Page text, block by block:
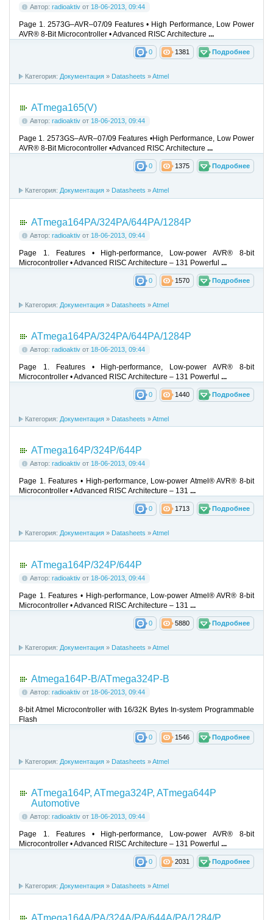
Автор: radioaktiv от 18-06-2013, 09:44
Page 1. 2573G–AVR–07/09 Features • High Performance, Low Power
AVR® 8-Bit Microcontroller • Advanced RISC Architecture ...
Подробнее
1381
0
Категория: Документация » Datasheets »Atmel
ATmega165(V)
Автор: radioaktiv от 18-06-2013, 09:44
Page 1. 2573GS–AVR–07/09 Features •High Performance, Low Power
AVR® 8-Bit Microcontroller •Advanced RISC Architecture ...
Подробнее
1375
0
Категория: Документация » Datasheets »Atmel
ATmega164PA/324PA/644PA/1284P
Автор: radioaktiv от 18-06-2013, 09:44
Page 1. Features • High-performance, Low-power AVR® 8-bit
Microcontroller • Advanced RISC Architecture – 131 Powerful ...
Подробнее
1570
0
Категория: Документация » Datasheets »Atmel
ATmega164PA/324PA/644PA/1284P
Автор: radioaktiv от 18-06-2013, 09:44
Page 1. Features • High-performance, Low-power AVR® 8-bit
Microcontroller • Advanced RISC Architecture – 131 Powerful ...
Подробнее
1440
0
Категория: Документация » Datasheets »Atmel
ATmega164P/324P/644P
Автор: radioaktiv от 18-06-2013, 09:44
Page 1. Features • High-performance, Low-power Atmel® AVR® 8-bit
Microcontroller • Advanced RISC Architecture – 131 ...
Подробнее
1713
0
Категория: Документация » Datasheets »Atmel
ATmega164P/324P/644P
Автор: radioaktiv от 18-06-2013, 09:44
Page 1. Features • High-performance, Low-power Atmel® AVR® 8-bit
Microcontroller • Advanced RISC Architecture – 131 ...
Подробнее
5880
0
Категория: Документация » Datasheets »Atmel
Atmega164P-B/ATmega324P-B
Автор: radioaktiv от 18-06-2013, 09:44
8-bit Atmel Microcontroller with 16/32K Bytes In-system Programmable
Flash
Подробнее
1546
0
Категория: Документация » Datasheets »Atmel
ATmega164P, ATmega324P, ATmega644P
Automotive
Автор: radioaktiv от 18-06-2013, 09:44
Page 1. Features • High-performance, Low-power AVR® 8-bit
Microcontroller • Advanced RISC Architecture – 131 Powerful ...
Подробнее
2031
0
Категория: Документация » Datasheets »Atmel
ATmega164A/PA/324A/PA/644A/PA/1284/P